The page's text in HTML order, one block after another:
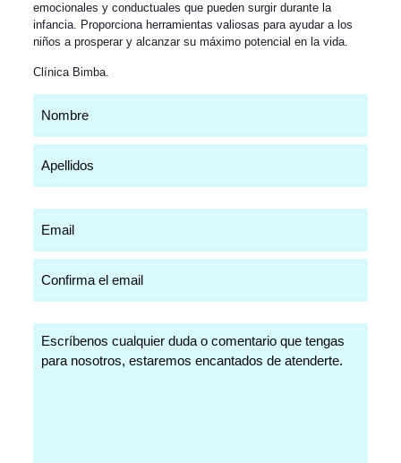
emocionales y conductuales que pueden surgir durante la
infancia. Proporciona herramientas valiosas para ayudar a los
niños a prosperar y alcanzar su máximo potencial en la vida.
Clínica Bimba.
(Obligatorio)
(Obligatorio)
(Obligatorio)